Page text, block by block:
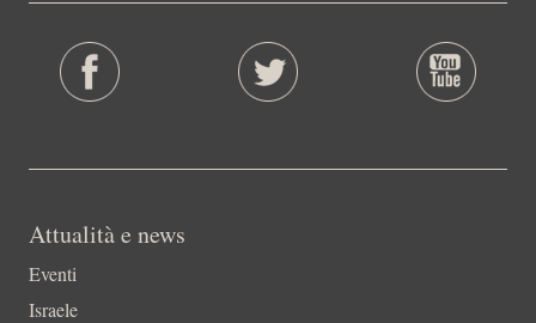
Attualità e news
Eventi
Israele